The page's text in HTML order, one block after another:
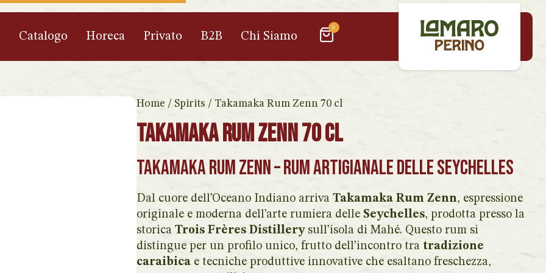
Catalogo Horeca Privato B2B Chi Siamo
0
Home / Spirits / Takamaka Rum Zenn 70 cl
Takamaka Rum Zenn 70 cl
Takamaka Rum Zenn – Rum artigianale delle Seychelles
Dal cuore dell’Oceano Indiano arriva Takamaka Rum Zenn, espressione
originale e moderna dell’arte rumiera delle Seychelles, prodotta presso la
storica Trois Frères Distillerysull’isola di Mahé. Questo rum si
distingue per un profilo unico, frutto dell’incontro tra tradizione
caraibica e tecniche produttive innovative che esaltano freschezza,